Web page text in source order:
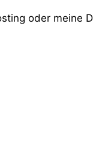
oder meine